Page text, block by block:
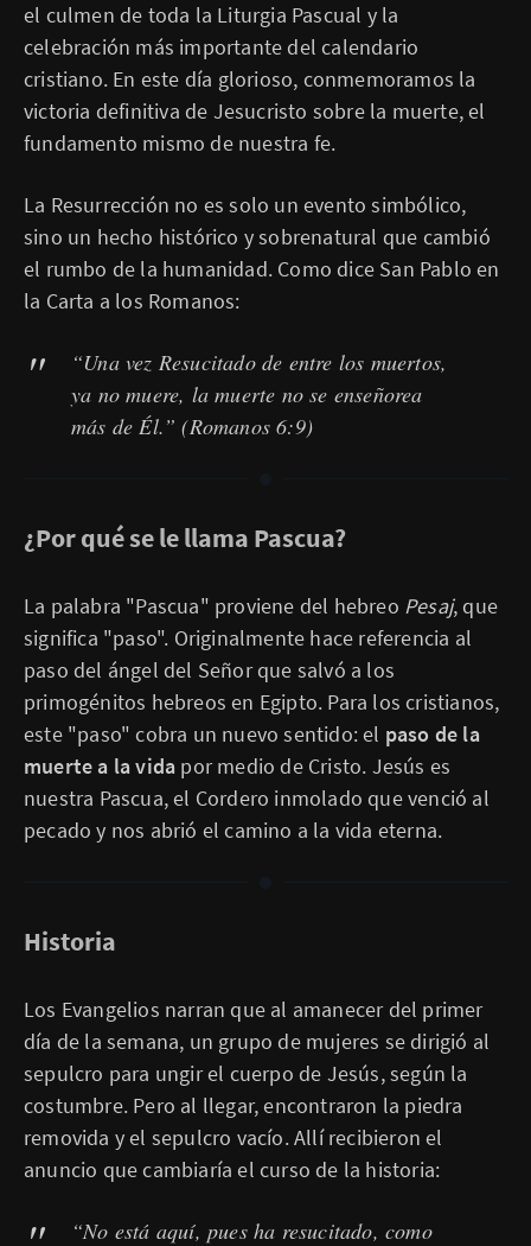
el culmen de toda la Liturgia Pascual y la
celebración más importante del calendario
cristiano. En este día glorioso, conmemoramos la
victoria definitiva de Jesucristo sobre la muerte, el
fundamento mismo de nuestra fe.
La Resurrección no es solo un evento simbólico,
sino un hecho histórico y sobrenatural que cambió
el rumbo de la humanidad. Como dice San Pablo en
la Carta a los Romanos:
“Una vez Resucitado de entre los muertos,
ya no muere, la muerte no se enseñorea
más de Él.” (Romanos 6:9)
¿Por qué se le llama Pascua?
La palabra "Pascua" proviene del hebreo Pesaj, que
significa "paso". Originalmente hace referencia al
paso del ángel del Señor que salvó a los
primogénitos hebreos en Egipto. Para los cristianos,
este "paso" cobra un nuevo sentido: el paso de la
muerte a la vida por medio de Cristo. Jesús es
nuestra Pascua, el Cordero inmolado que venció al
pecado y nos abrió el camino a la vida eterna.
Historia
Los Evangelios narran que al amanecer del primer
día de la semana, un grupo de mujeres se dirigió al
sepulcro para ungir el cuerpo de Jesús, según la
costumbre. Pero al llegar, encontraron la piedra
removida y el sepulcro vacío. Allí recibieron el
anuncio que cambiaría el curso de la historia:
“No está aquí, pues ha resucitado, como